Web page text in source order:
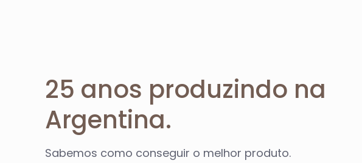
25 anos produzindo na
Argentina.
Sabemos como conseguir o melhor produto.